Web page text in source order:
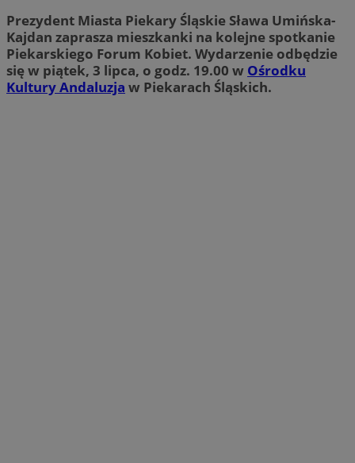
Prezydent Miasta Piekary Śląskie Sława Umińska-
Kajdan zaprasza mieszkanki na kolejne spotkanie
Piekarskiego Forum Kobiet. Wydarzenie odbędzie
się w piątek, 3 lipca, o godz. 19.00 w Ośrodku
Kultury Andaluzja w Piekarach Śląskich.